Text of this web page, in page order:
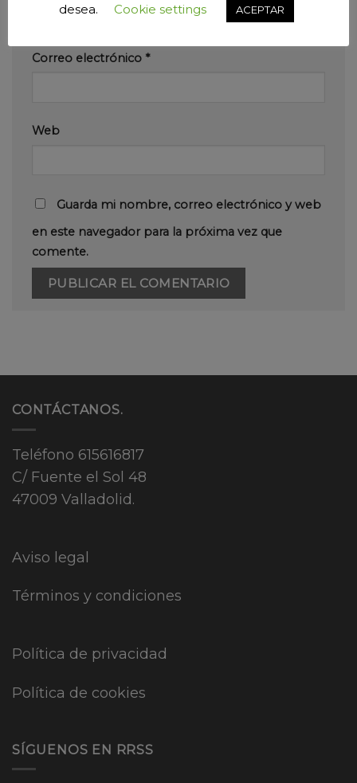
Correo electrónico *
Web
Guarda mi nombre, correo electrónico y web
en este navegador para la próxima vez que
comente.
CONTÁCTANOS.
Teléfono 615616817
C/ Fuente el Sol 48
47009 Valladolid.
Aviso legal
Términos y condiciones
Política de privacidad
Política de cookies
SÍGUENOS EN RRSS
desea.
Cookie settings ACEPTAR